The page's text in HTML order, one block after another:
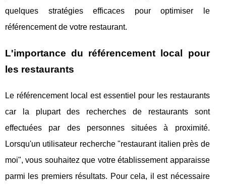
quelques stratégies efficaces pour optimiser le
référencement de votre restaurant.
L'importance du référencement local pour
les restaurants
Le référencement local est essentiel pour les restaurants
car la plupart des recherches de restaurants sont
effectuées par des personnes situées à proximité.
Lorsqu'un utilisateur recherche "restaurant italien près de
moi", vous souhaitez que votre établissement apparaisse
parmi les premiers résultats. Pour cela, il est nécessaire